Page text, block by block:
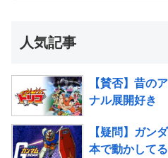
人気記事
【賛否】昔の
ナル展開好き
【疑問】ガン
本で動かして